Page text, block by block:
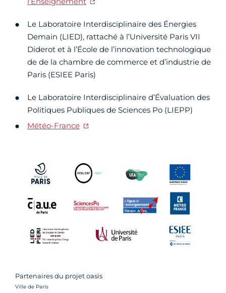
Le Laboratoire Interdisciplinaire des Énergies
Demain (LIED), rattaché à l’Université Paris VII
Diderot et à l’École de l’innovation technologique
de de la chambre de commerce et d’industrie de
Paris (ESIEE Paris)
Le Laboratoire Interdisciplinaire d’Évaluation des
Politiques Publiques de Sciences Po (LIEPP)
Météo-France
Partenaires du projet oasis
Crédit photo :
Ville de Paris